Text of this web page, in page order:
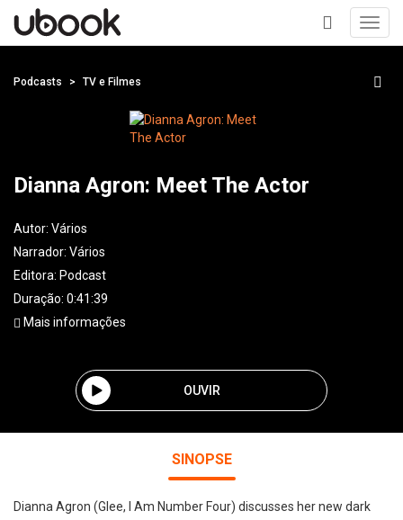
+
Podcasts TV e Filmes
Dianna Agron: Meet The Actor
Autor: Vários
Narrador: Vários
Editora: Podcast
Duração: 0:41:39
Mais informações
OUVIR
SINOPSE
Dianna Agron (Glee, I Am Number Four) discusses her new dark